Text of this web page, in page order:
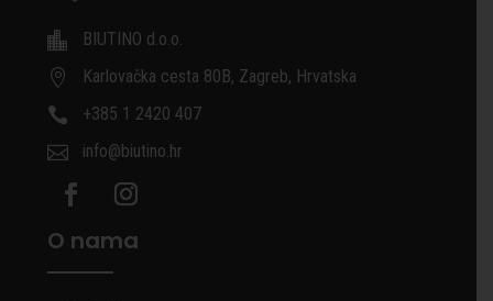

BIUTINO d.o.o.

Karlovačka cesta 80B, Zagreb, Hrvatska

+385 1 2420 407

info@biutino.hr
O nama